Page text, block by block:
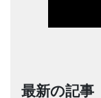
最新の記事